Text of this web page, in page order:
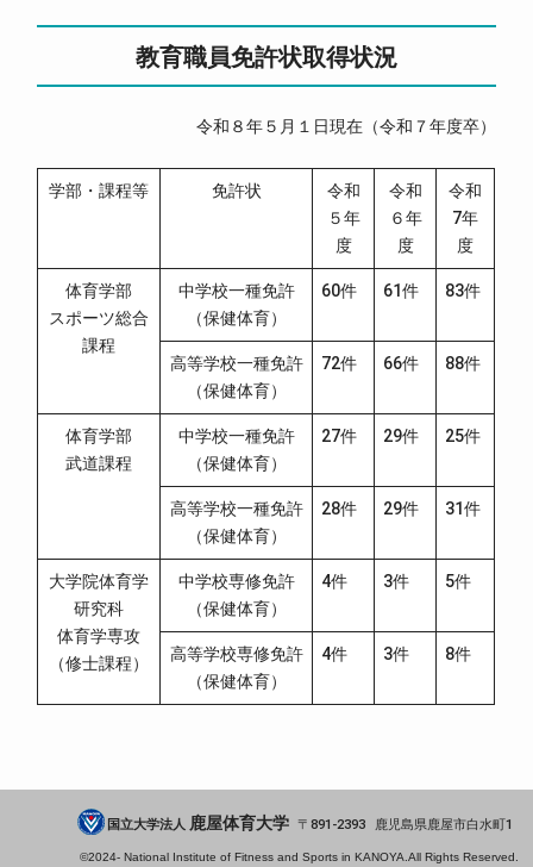
教育職員免許状取得状況
令和８年５月１日現在（令和７年度卒）
学部・課程等 免許状
令和
５年
度
令和
６年
度
令和
7年
度
体育学部
スポーツ総合
課程
中学校一種免許
（保健体育）
60件 61件 83件
高等学校一種免許
（保健体育）
72件 66件 88件
体育学部
武道課程
中学校一種免許
（保健体育）
27件 29件 25件
高等学校一種免許
（保健体育）
28件 29件 31件
大学院体育学
研究科
体育学専攻
（修士課程）
中学校専修免許
（保健体育）
4件 3件 5件
高等学校専修免許
（保健体育）
4件 3件 8件
国立大学法人 鹿屋体育大学 891-2393 鹿児島県鹿屋市白水町1
©2024- National Institute of Fitness and Sports in KANOYA.All Rights Reserved.